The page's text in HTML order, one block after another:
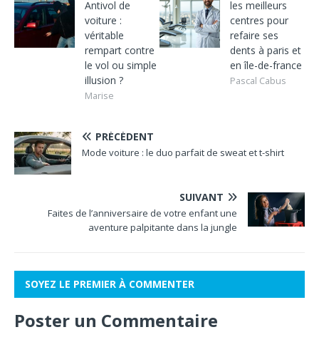
Antivol de
voiture :
véritable
rempart contre
le vol ou simple
illusion ?
Marise
les meilleurs
centres pour
refaire ses
dents à paris et
en île-de-france
Pascal Cabus
PRÉCÉDENT
Mode voiture : le duo parfait de sweat et t-shirt
SUIVANT
Faites de l’anniversaire de votre enfant une
aventure palpitante dans la jungle
SOYEZ LE PREMIER À COMMENTER
Poster un Commentaire